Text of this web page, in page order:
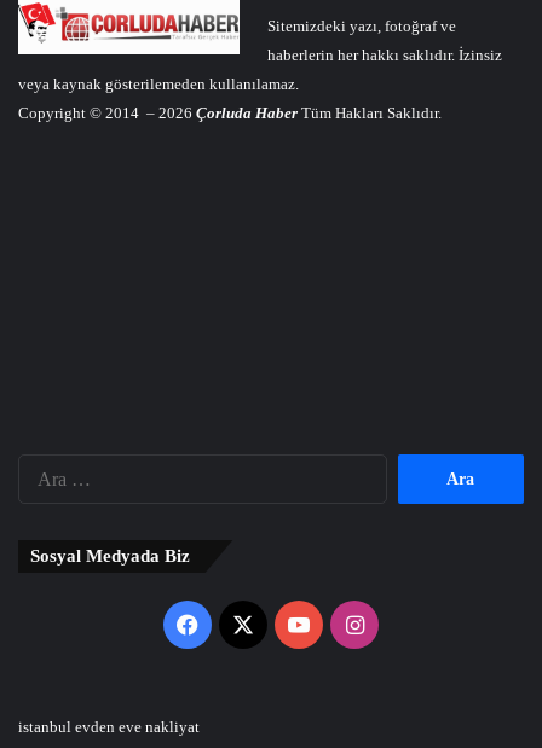
Sitemizdeki yazı, fotoğraf ve
haberlerin her hakkı saklıdır. İzinsiz
veya kaynak gösterilemeden kullanılamaz.
Copyright © 2014 – 2026 Çorluda Haber Tüm Hakları Saklıdır.
Sosyal Medyada Biz
Facebook
X YouTubeInstagram
istanbul evden eve nakliyat